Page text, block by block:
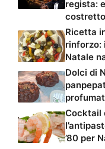
regista:
Ricetta
rinforzo:
Natale
Dolci di
Cocktail
’80 per